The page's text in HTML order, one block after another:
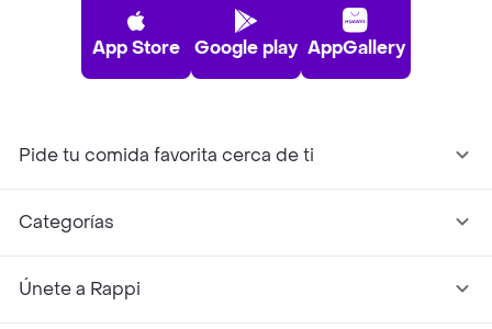
App Store Google play AppGallery
Pide tu comida favorita cerca de ti
Categorías
Únete a Rappi